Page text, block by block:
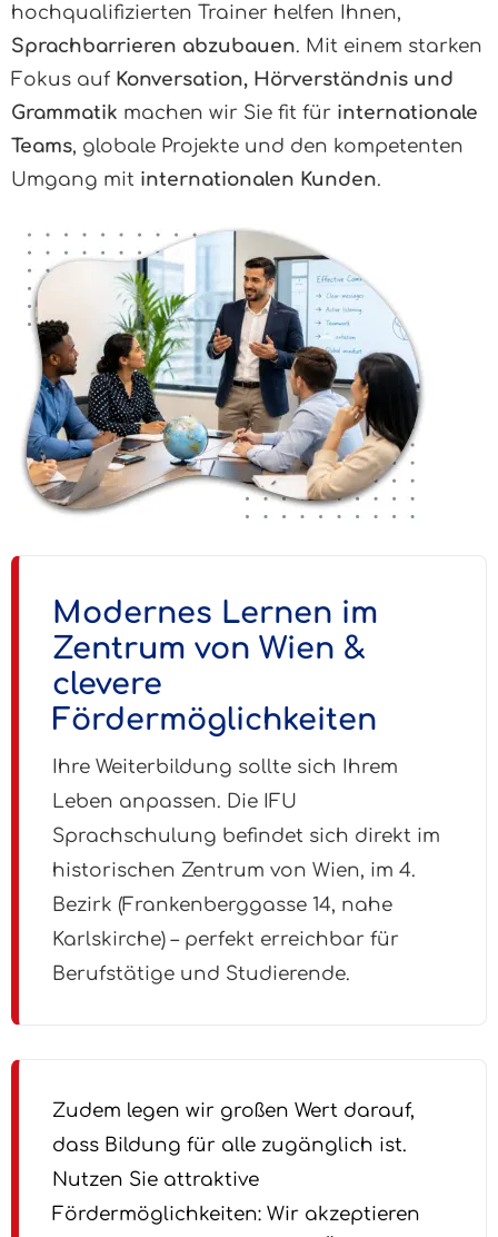
hochqualifizierten Trainer helfen Ihnen,
Sprachbarrieren abzubauen. Mit einem starken
Fokus auf Konversation, Hörverständnis und
Grammatik machen wir Sie fit für internationale
Teams, globale Projekte und den kompetenten
Umgang mit internationalen Kunden.
Modernes Lernen im
Zentrum von Wien &
clevere
Fördermöglichkeiten
Ihre Weiterbildung sollte sich Ihrem
Leben anpassen. Die IFU
Sprachschulung befindet sich direkt im
historischen Zentrum von Wien, im 4.
Bezirk (Frankenberggasse 14, nahe
Karlskirche) – perfekt erreichbar für
Berufstätige und Studierende.
Zudem legen wir großen Wert darauf,
dass Bildung für alle zugänglich ist.
Nutzen Sie attraktive
Fördermöglichkeiten: Wir akzeptieren